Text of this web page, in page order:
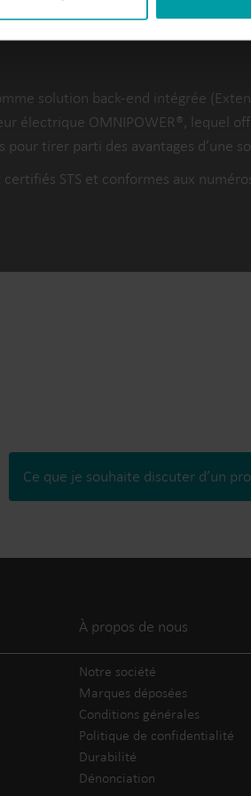
donc un moyen
solution back-end intégrée
électrique OMNIPOWER®, lequel
tirer parti des avantages d’une
STS et conformes aux
Ce que je souhaite discuter d’un
À propos de nous
Notre société
Marques déposées
Conditions générales
Politique de confidentialité
Durabilité
Dénonciation